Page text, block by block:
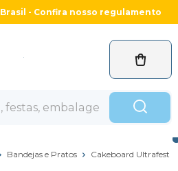
- Confira nosso regulamento
Bandejas e Pratos Cakeboard Ultrafest